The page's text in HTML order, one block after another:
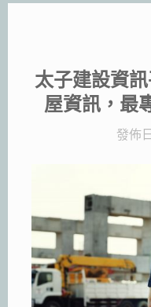
太子建設資
屋資訊，最
發佈